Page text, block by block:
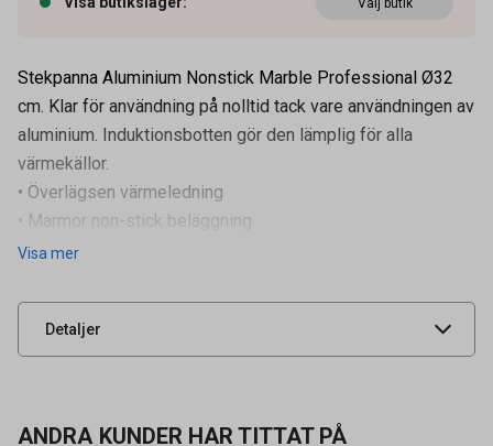
Välj butik
Stekpanna Aluminium Nonstick Marble Professional Ø32
cm. Klar för användning på nolltid tack vare användningen av
aluminium. Induktionsbotten gör den lämplig för alla
värmekällor.
• Överlägsen värmeledning
• Marmor non-stick beläggning
• Lämplig för alla värmekällor
Visa mer
Detaljer
Artikelnummer
Leverantörens
UNSPSC 52151803
ANDRA KUNDER HAR TITTAT PÅ